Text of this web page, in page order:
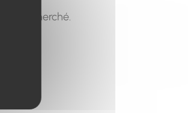
recherché.